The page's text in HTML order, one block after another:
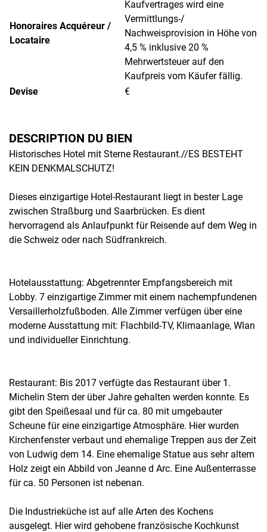
Honoraires Acquéreur /
Locataire
Kaufvertrages wird eine
Vermittlungs-/
Nachweisprovision in Höhe von
4,5 % inklusive 20 %
Mehrwertsteuer auf den
Kaufpreis vom Käufer fällig.
Devise
€
DESCRIPTION DU BIEN
Historisches Hotel mit Sterne Restaurant.//ES BESTEHT
KEIN DENKMALSCHUTZ!
Dieses einzigartige Hotel-Restaurant liegt in bester Lage
zwischen Straßburg und Saarbrücken. Es dient
hervorragend als Anlaufpunkt für Reisende auf dem Weg in
die Schweiz oder nach Südfrankreich.
Hotelausstattung: Abgetrennter Empfangsbereich mit
Lobby. 7 einzigartige Zimmer mit einem nachempfundenen
Versaillerholzfußboden. Alle Zimmer verfügen über eine
moderne Ausstattung mit: Flachbild-TV, Klimaanlage, Wlan
und individueller Einrichtung.
Restaurant: Bis 2017 verfügte das Restaurant über 1.
Michelin Stern der über Jahre gehalten werden konnte. Es
gibt den Speißesaal und für ca. 80 mit umgebauter
Scheune für eine einzigartige Atmosphäre. Hier wurden
Kirchenfenster verbaut und ehemalige Treppen aus der Zeit
von Ludwig dem 14. Eine ehemalige Statue aus sehr altem
Holz zeigt ein Abbild von Jeanne d Arc. Eine Außenterrasse
für ca. 50 Personen ist nebenan.
Die Industrieküche ist auf alle Arten des Kochens
ausgelegt. Hier wird gehobene französische Kochkunst